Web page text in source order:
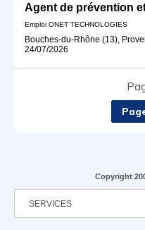
Emploi ONET TECHNOLOGIES
Bouches-du-Rhône (13),
24/07/2026
Copyright
SERVICES